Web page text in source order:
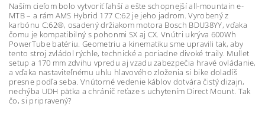
Naším cieľom bolo vytvoriť ľahší a ešte schopnejší all-mountain e-
MTB – a rám AMS Hybrid 177 C:62 je jeho jadrom. Vyrobený z
karbónu C:62®, osadený držiakom motora Bosch BDU38YY, vďaka
čomu je kompatibilný s pohonmi SX aj CX. Vnútri ukrýva 600Wh
PowerTube batériu. Geometriu a kinematiku sme upravili tak, aby
tento stroj zvládol rýchle, technické a poriadne divoké traily. Mullet
setup a 170 mm zdvihu vpredu aj vzadu zabezpečia hravé ovládanie,
a vďaka nastaviteľnému uhlu hlavového zloženia si bike doladíš
presne podľa seba. Vnútorné vedenie káblov dotvára čistý dizajn,
nechýba UDH pätka a chránič reťaze s uchytením Direct Mount. Tak
čo, si pripravený?